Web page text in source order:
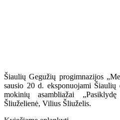
Šiaulių Gegužių progimnazijos
sausio 20 d. eksponuojami
mokinių asambliažai
Šliuželienė, Vilius Šliuželis.